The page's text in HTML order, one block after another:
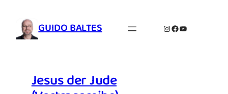
Inhalt
springen GUIDO BALTES Instagram
Facebook
YouTube
Jesus der Jude